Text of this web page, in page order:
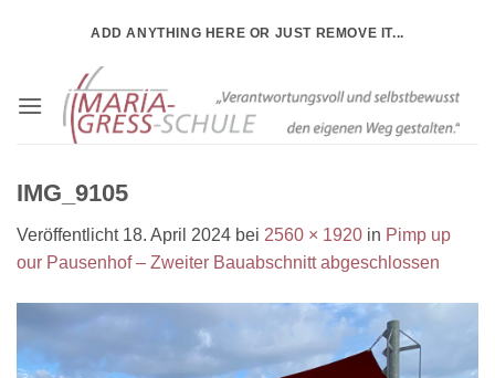
ADD ANYTHING HERE OR JUST REMOVE IT...
IMG_9105
Veröffentlicht 18. April 2024 bei 2560 × 1920 in Pimp up
our Pausenhof – Zweiter Bauabschnitt abgeschlossen